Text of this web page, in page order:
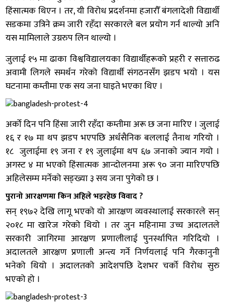
हिंसात्मक थिएन । तर, यी विरोध प्रदर्शनमा हजारौँ बंगलादेशी विद्यार्थी
सडकमा उत्रिने क्रम जारी रहँदा सरकारले बल प्रयोग गर्न थाल्यो अनि
यस मामिलाले उग्ररुप लिन थाल्यो ।
जुलाई १५ मा ढाका विश्वविद्यालयका विद्यार्थीहरूको प्रहरी र सत्तारुढ
अवामी लिगले समर्थन गरेको विद्यार्थी संगठनसँग झडप भयो । यस
घटनामा कम्तीमा एक सय जना घाइते भएका थिए ।
अर्को दिन पनि हिंसा जारी रहँदा कम्तीमा अरू छ जना मारिए । जुलाई
१६ र १७ मा थप झडप भएपछि अर्धसैनिक बललाई तैनाथ गरियो ।
१८ जुलाईमा १९ जना र १९ जुलाईमा थप ६७ जनाको ज्यान गयो ।
अगस्ट ४ मा भएको हिंसात्मक आन्दोलनमा अरू ९० जना मारिएपछि
अहिलेसम्म मर्नेको सङ्ख्या ३ सय जना पुगेको छ ।
पुरानो आरक्षणमा किन अहिले भइरहेछ विवाद ?
सन् १९७२ देखि लागू भएको यो आरक्षण व्यवस्थालाई सरकारले सन्
२०१८ मा खारेज गरेको थियो । तर जुन महिनामा उच्च अदालतले
सरकारी जागिरमा आरक्षण प्रणालीलाई पुनर्स्थापित गरिदियो ।
अदालतले आरक्षण प्रणाली अन्त्य गर्ने निर्णयलाई पनि गैरकानुनी
भनेको थियो । अदालतको आदेशपछि देशभर चर्को विरोध सुरु
भएको हो ।